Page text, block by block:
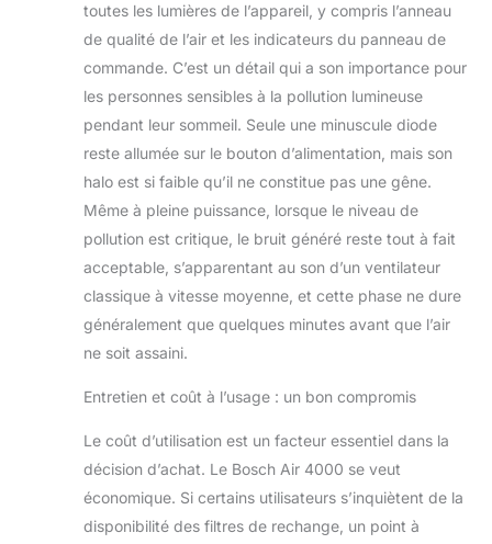
toutes les lumières de l’appareil, y compris l’anneau
de qualité de l’air et les indicateurs du panneau de
commande. C’est un détail qui a son importance pour
les personnes sensibles à la pollution lumineuse
pendant leur sommeil. Seule une minuscule diode
reste allumée sur le bouton d’alimentation, mais son
halo est si faible qu’il ne constitue pas une gêne.
Même à pleine puissance, lorsque le niveau de
pollution est critique, le bruit généré reste tout à fait
acceptable, s’apparentant au son d’un ventilateur
classique à vitesse moyenne, et cette phase ne dure
généralement que quelques minutes avant que l’air
ne soit assaini.
Entretien et coût à l’usage : un bon compromis
Le coût d’utilisation est un facteur essentiel dans la
décision d’achat. Le Bosch Air 4000 se veut
économique. Si certains utilisateurs s’inquiètent de la
disponibilité des filtres de rechange, un point à